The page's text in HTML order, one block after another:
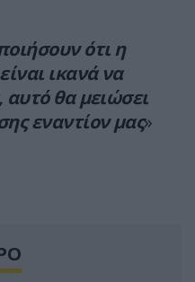
ότι η
ικανά να
αυτό θα μειώσει
εναντίον μας»